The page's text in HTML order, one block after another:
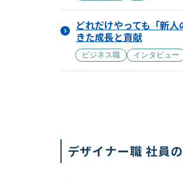
どれだけやっても「新
きた成長と貢献
ビジネス職 インタビュー
デザイナー職 社員